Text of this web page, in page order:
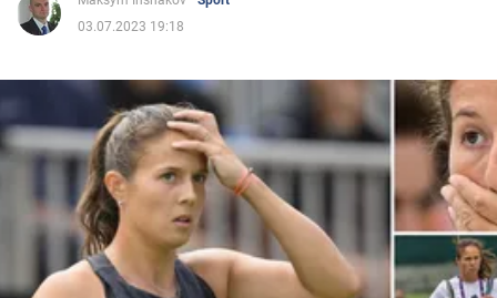
Życie
Polityka
Społeczeństwo
Wojna na Ukrainie
03.07.2023 19:18